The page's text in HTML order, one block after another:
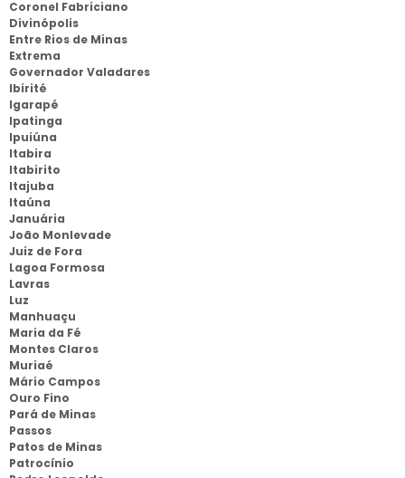
Coronel Fabriciano
Divinópolis
Entre Rios de Minas
Extrema
Governador Valadares
Ibirité
Igarapé
Ipatinga
Ipuiúna
Itabira
Itabirito
Itajuba
Itaúna
Januária
João Monlevade
Juiz de Fora
Lagoa Formosa
Lavras
Luz
Manhuaçu
Maria da Fé
Montes Claros
Muriaé
Mário Campos
Ouro Fino
Pará de Minas
Passos
Patos de Minas
Patrocínio